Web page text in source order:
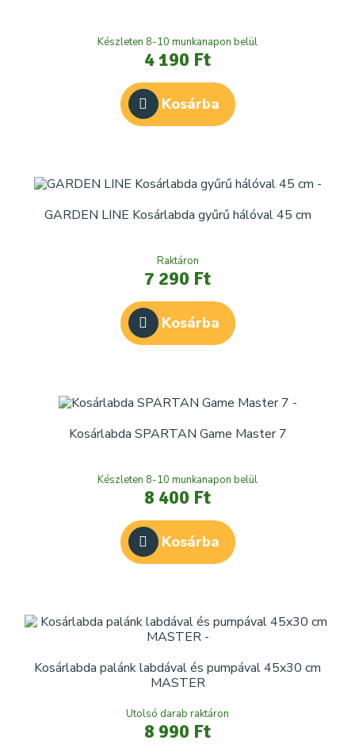
Készleten 8-10 munkanapon belül
4 190 Ft
Kosárba
GARDEN LINE Kosárlabda gyűrű hálóval 45 cm
Raktáron
7 290 Ft
Kosárba
Kosárlabda SPARTAN Game Master 7
Készleten 8-10 munkanapon belül
8 400 Ft
Kosárba
Kosárlabda palánk labdával és pumpával 45x30 cm
MASTER
Utolsó darab raktáron
8 990 Ft